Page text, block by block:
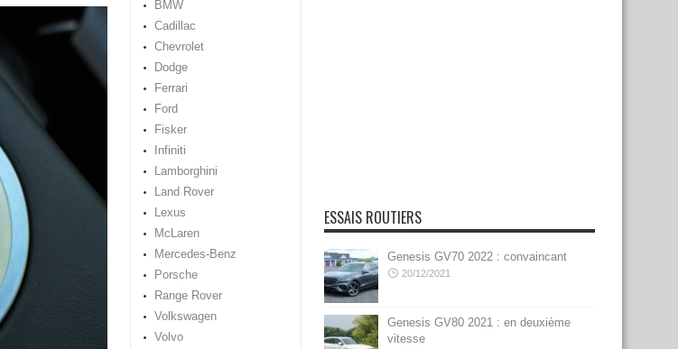
BMW
Cadillac
Chevrolet
Dodge
Ferrari
Ford
Fisker
Infiniti
Lamborghini
Land Rover
Lexus
McLaren
Mercedes-Benz
Porsche
Range Rover
Volkswagen
Volvo
ESSAIS ROUTIERS
Genesis GV70 2022 : convaincant
20/12/2021
Genesis GV80 2021 : en deuxième
vitesse